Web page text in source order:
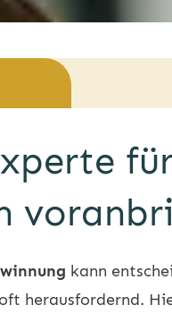
kann
herausfordernd.